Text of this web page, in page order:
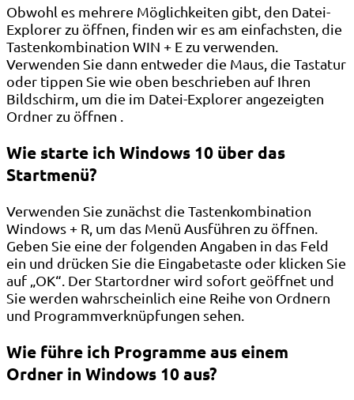
Obwohl es mehrere Möglichkeiten gibt, den Datei-
Explorer zu öffnen, finden wir es am einfachsten, die
Tastenkombination WIN + E zu verwenden.
Verwenden Sie dann entweder die Maus, die Tastatur
oder tippen Sie wie oben beschrieben auf Ihren
Bildschirm, um die im Datei-Explorer angezeigten
Ordner zu öffnen .
Wie starte ich Windows 10 über das
Startmenü?
Verwenden Sie zunächst die Tastenkombination
Windows + R, um das Menü Ausführen zu öffnen.
Geben Sie eine der folgenden Angaben in das Feld
ein und drücken Sie die Eingabetaste oder klicken Sie
auf „OK“. Der Startordner wird sofort geöffnet und
Sie werden wahrscheinlich eine Reihe von Ordnern
und Programmverknüpfungen sehen.
Wie führe ich Programme aus einem
Ordner in Windows 10 aus?